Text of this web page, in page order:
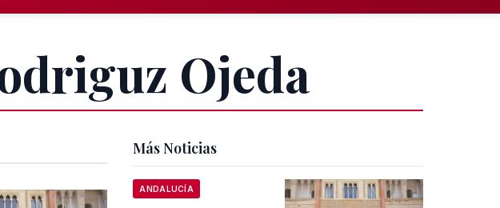
Ojeda
Más Noticias
ANDALUCÍA